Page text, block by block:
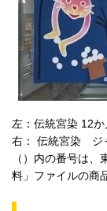
左：伝統宮染 12
右： 伝統宮染 ジ
（）内の番号は
料」ファイルの商